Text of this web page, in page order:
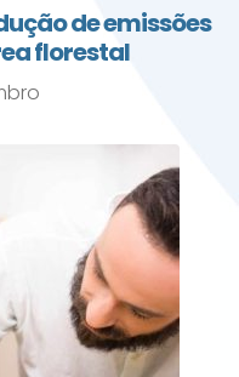
de emissões
florestal